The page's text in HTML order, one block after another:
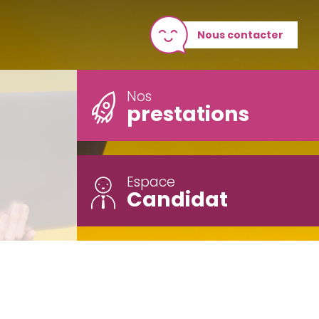
Nous contacter
Nos
prestations
Espace
Candidat